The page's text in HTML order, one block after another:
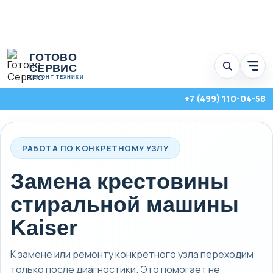
Перейти
содержимому
ГОТОВО
СЕРВИС
РЕМОНТ ТЕХНИКИ
+7 (499) 110-04-58
Стиральные, посудомоечные и сушильные машины с выездом на
дом по Москве и Московской области.
РАБОТА ПО КОНКРЕТНОМУ УЗЛУ
Замена крестовины
стиральной машины
Kaiser
К замене или ремонту конкретного узла переходим
только после диагностики. Это помогает не